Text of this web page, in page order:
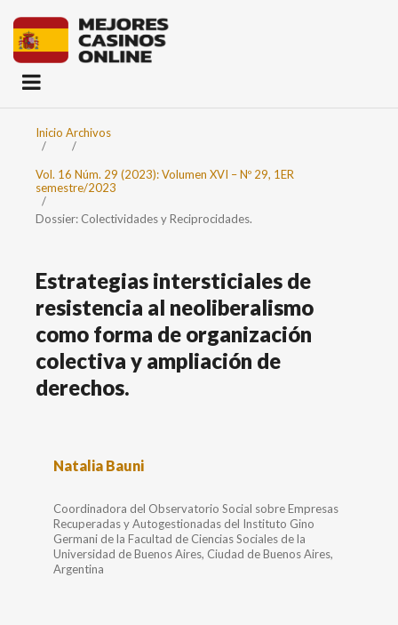
Inicio
/
Archivos
/
Vol. 16 Núm. 29 (2023): Volumen XVI – Nº 29, 1ER
semestre/2023
/
Dossier: Colectividades y Reciprocidades.
Estrategias intersticiales de
resistencia al neoliberalismo
como forma de organización
colectiva y ampliación de
derechos.
Natalia Bauni
Coordinadora del Observatorio Social sobre Empresas
Recuperadas y Autogestionadas del Instituto Gino
Germani de la Facultad de Ciencias Sociales de la
Universidad de Buenos Aires, Ciudad de Buenos Aires,
Argentina